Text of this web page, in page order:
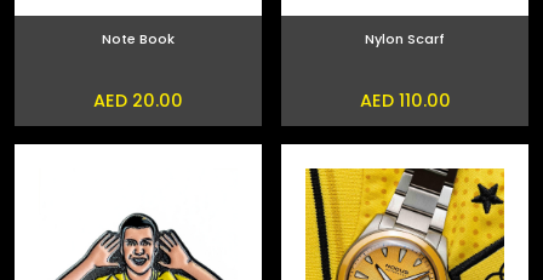
Nylon Scarf
AED 110.00
Note Book
AED 20.00